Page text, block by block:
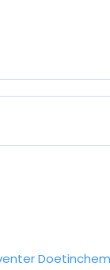
Doetinchem